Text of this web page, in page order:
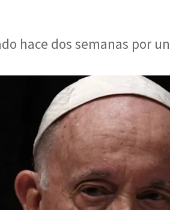
hace dos semanas por